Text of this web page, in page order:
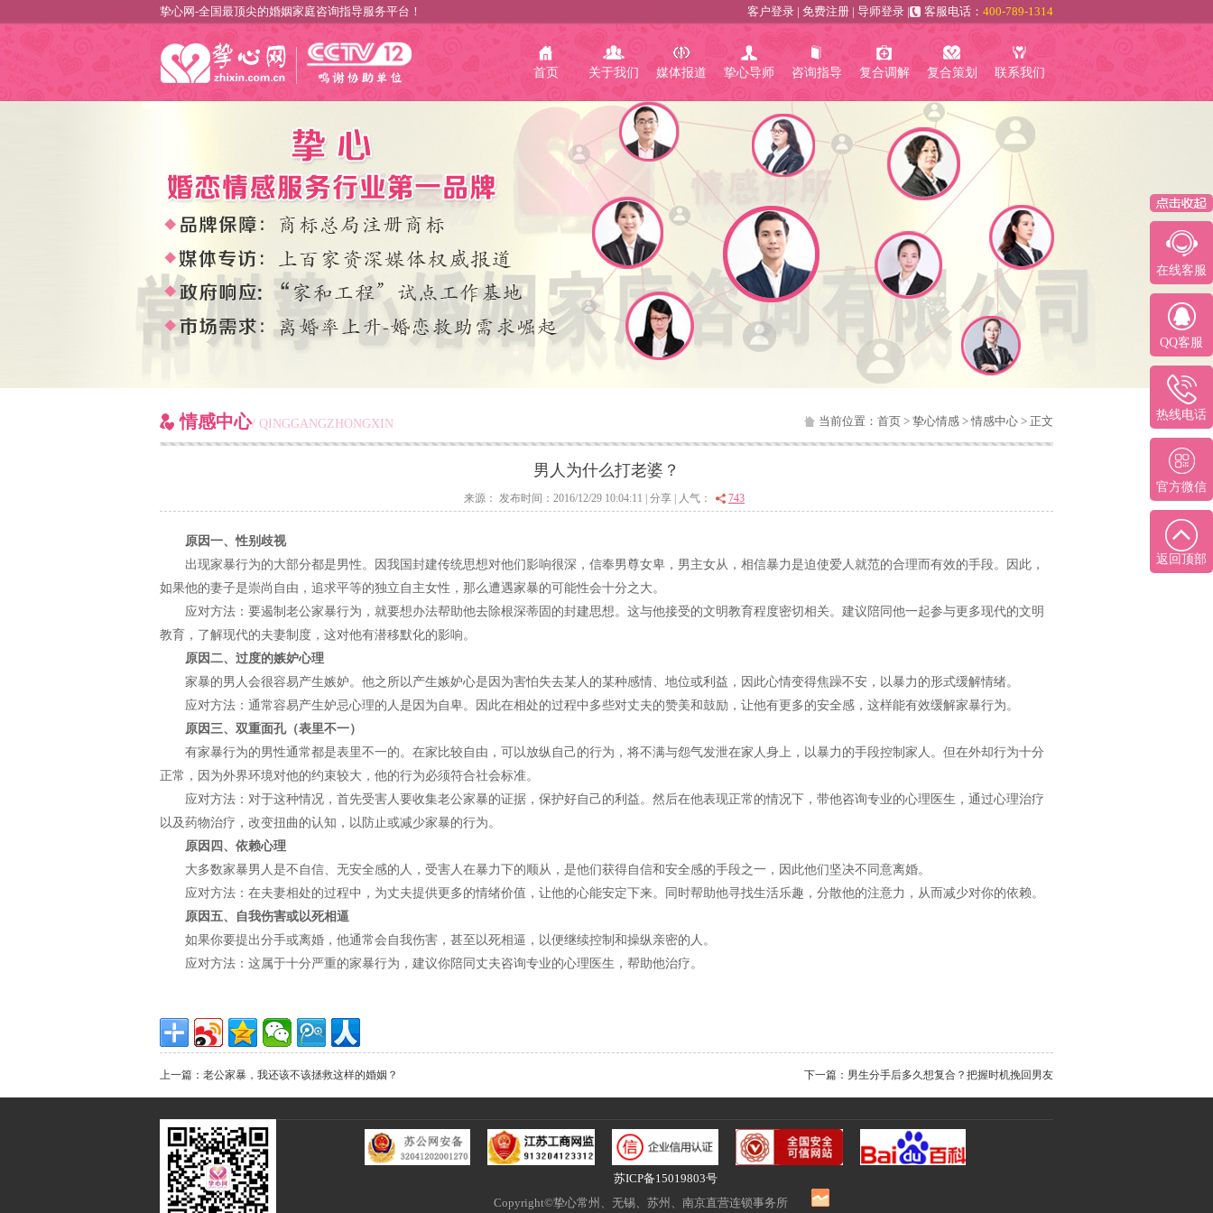
挚心网-全国最顶尖的婚姻家庭咨询指导服务平台！ 客户登录 | 免费注册 | 导师登录 | 客服电话： 400-789-1314
首页 关于我们 媒体报道 挚心导师 咨询指导 复合调解 复合策划 联系我们
情感中心/ QINGGANGZHONGXIN 当前位置： 首页 > 挚心情感 > 情感中心 > 正文
男人为什么打老婆？
来源： 发布时间：2016/12/29 10:04:11 | 分享 | 人气： 743
原因一、性别歧视
出现家暴行为的大部分都是男性。因我国封建传统思想对他们影响很深，信奉男尊女卑，男主女从，相信暴力是迫使爱人就范的合理而有效的手段。因此，
如果他的妻子是崇尚自由，追求平等的独立自主女性，那么遭遇家暴的可能性会十分之大。
应对方法：要遏制老公家暴行为，就要想办法帮助他去除根深蒂固的封建思想。这与他接受的文明教育程度密切相关。建议陪同他一起参与更多现代的文明
教育，了解现代的夫妻制度，这对他有潜移默化的影响。
原因二、过度的嫉妒心理
家暴的男人会很容易产生嫉妒。他之所以产生嫉妒心是因为害怕失去某人的某种感情、地位或利益，因此心情变得焦躁不安，以暴力的形式缓解情绪。
应对方法：通常容易产生妒忌心理的人是因为自卑。因此在相处的过程中多些对丈夫的赞美和鼓励，让他有更多的安全感，这样能有效缓解家暴行为。
原因三、双重面孔（表里不一）
有家暴行为的男性通常都是表里不一的。在家比较自由，可以放纵自己的行为，将不满与怨气发泄在家人身上，以暴力的手段控制家人。但在外却行为十分
正常，因为外界环境对他的约束较大，他的行为必须符合社会标准。
应对方法：对于这种情况，首先受害人要收集老公家暴的证据，保护好自己的利益。然后在他表现正常的情况下，带他咨询专业的心理医生，通过心理治疗
以及药物治疗，改变扭曲的认知，以防止或减少家暴的行为。
原因四、依赖心理
大多数家暴男人是不自信、无安全感的人，受害人在暴力下的顺从，是他们获得自信和安全感的手段之一，因此他们坚决不同意离婚。
应对方法：在夫妻相处的过程中，为丈夫提供更多的情绪价值，让他的心能安定下来。同时帮助他寻找生活乐趣，分散他的注意力，从而减少对你的依赖。
原因五、自我伤害或以死相逼
如果你要提出分手或离婚，他通常会自我伤害，甚至以死相逼，以便继续控制和操纵亲密的人。
应对方法：这属于十分严重的家暴行为，建议你陪同丈夫咨询专业的心理医生，帮助他治疗。
上一篇：老公家暴，我还该不该拯救这样的婚姻？ 下一篇：男生分手后多久想复合？把握时机挽回男友
苏ICP备15019803号
Copyright©挚心常州、无锡、苏州、南京直营连锁事务所
QQ客服
在线客服
热线电话
官方微信
返回顶部